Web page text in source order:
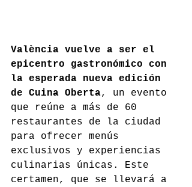
València vuelve a ser el
epicentro gastronómico con
la esperada nueva edición
de Cuina Oberta, un evento
que reúne a más de 60
restaurantes de la ciudad
para ofrecer menús
exclusivos y experiencias
culinarias únicas. Este
certamen, que se llevará a